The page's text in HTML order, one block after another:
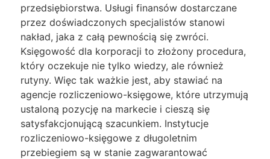
przedsiębiorstwa. Usługi finansów dostarczane
przez doświadczonych specjalistów stanowi
nakład, jaka z całą pewnością się zwróci.
Księgowość dla korporacji to złożony procedura,
który oczekuje nie tylko wiedzy, ale również
rutyny. Więc tak ważkie jest, aby stawiać na
agencje rozliczeniowo-księgowe, które utrzymują
ustaloną pozycję na markecie i cieszą się
satysfakcjonującą szacunkiem. Instytucje
rozliczeniowo-księgowe z długoletnim
przebiegiem są w stanie zagwarantować